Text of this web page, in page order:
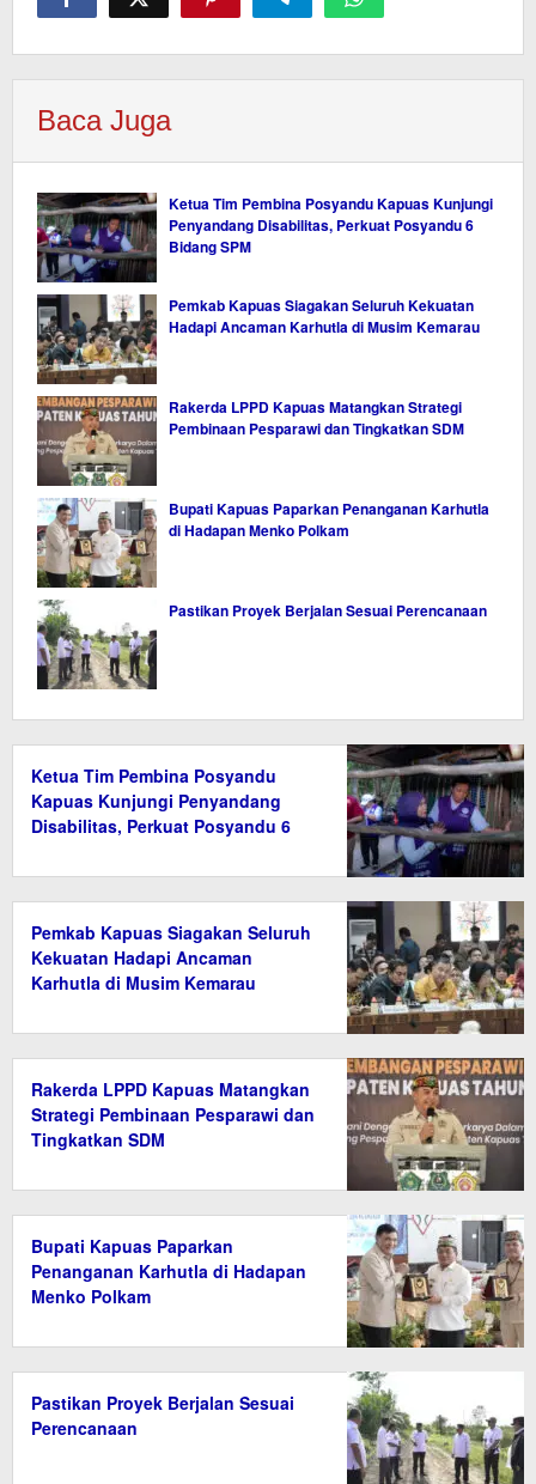
Baca Juga
Ketua Tim Pembina Posyandu Kapuas Kunjungi
Penyandang Disabilitas, Perkuat Posyandu 6
Bidang SPM
Pemkab Kapuas Siagakan Seluruh Kekuatan
Hadapi Ancaman Karhutla di Musim Kemarau
Rakerda LPPD Kapuas Matangkan Strategi
Pembinaan Pesparawi dan Tingkatkan SDM
Bupati Kapuas Paparkan Penanganan Karhutla
di Hadapan Menko Polkam
Pastikan Proyek Berjalan Sesuai Perencanaan
Ketua Tim Pembina Posyandu
Kapuas Kunjungi Penyandang
Disabilitas, Perkuat Posyandu 6
Pemkab Kapuas Siagakan Seluruh
Kekuatan Hadapi Ancaman
Karhutla di Musim Kemarau
Rakerda LPPD Kapuas Matangkan
Strategi Pembinaan Pesparawi dan
Tingkatkan SDM
Bupati Kapuas Paparkan
Penanganan Karhutla di Hadapan
Menko Polkam
Pastikan Proyek Berjalan Sesuai
Perencanaan